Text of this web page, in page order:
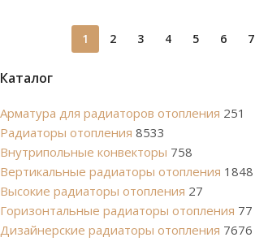
Каталог
Арматура для радиаторов отопления 251
Радиаторы отопления 8533
Внутрипольные конвекторы 758
Вертикальные радиаторы отопления 1848
Высокие радиаторы отопления 27
Горизонтальные радиаторы отопления 77
Дизайнерские радиаторы отопления 7676
1 2 3 4 5 6 7